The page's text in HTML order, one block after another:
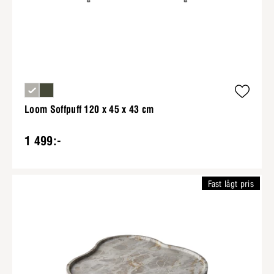
Loom Soffpuff 120 x 45 x 43 cm
1 499:-
Fast lågt pris